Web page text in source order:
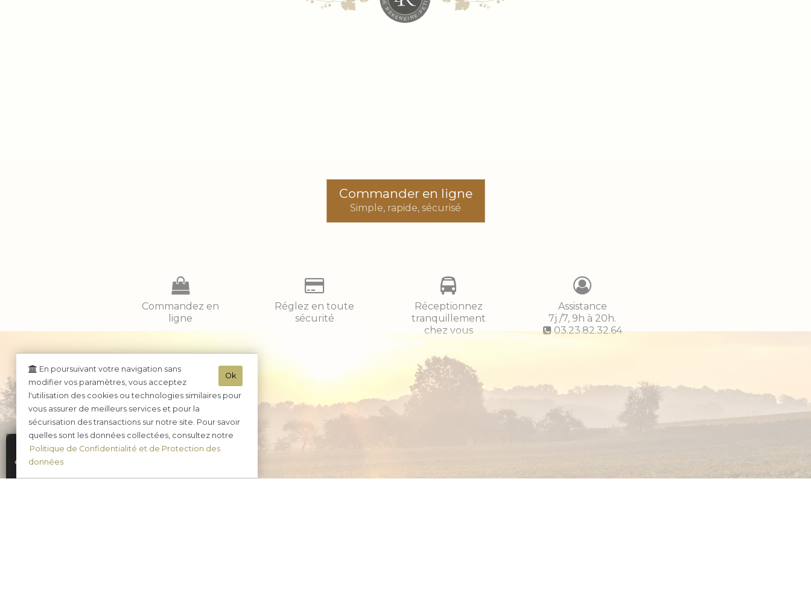
Commander en ligne
Simple, rapide, sécurisé
Commandez en
ligne
Réglez en toute
sécurité
Réceptionnez
tranquillement
chez vous
Assistance
7j /7, 9h à 20h.
03.23.82.32.64
Ok
En poursuivant votre navigation sans
modifier vos paramètres, vous acceptez
l'utilisation des cookies ou technologies similaires pour
vous assurer de meilleurs services et pour la
sécurisation des transactions sur notre site. Pour savoir
quelles sont les données collectées, consultez notre
Politique de Confidentialité et de Protection des
données